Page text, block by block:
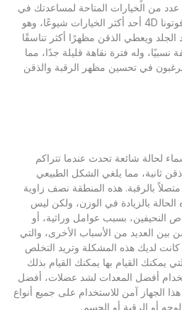
من الخيارات المتاحة لمساعدتك في
تحقيق المظهر الذي تريده. يعد فوتونا 4D أحد أكثر الخيارات شيوعًا، وهو
ويعطي الذقن مظهرًا أكثر تناسقًا
نسبيًا، وله فترة نقاهة قليلة جدًا، مما
يرغبون في تحسين مظهر الرقبة والذقن
لحالة شائعة تحدث عندما تتراكم
ثانية، مما يلغي الشكل الطبيعي
بالرقبة. هذه المنطقة نصف زاوية
بالزيادة في الوزن، ولكن ليس
بسبب عوامل وراثية، أو
العديد من الأسباب الأخرى، والتي
كانت لديك هذه المشكلة وتريد التخلص
يمكنك القيام بها يمكنك القيام بذلك
أفضل المعدات لشد عضلات، أفضل
جهاز لشد اللغلوغ هو فوتونا 4D هذا الجهاز آمن للاستخدام على جميع أنواع
أو الرقبة أو الجسم.